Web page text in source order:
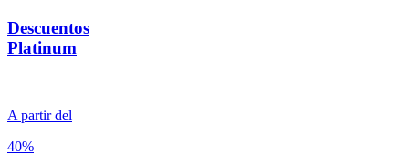
Descuentos
Platinum
A partir del
40%